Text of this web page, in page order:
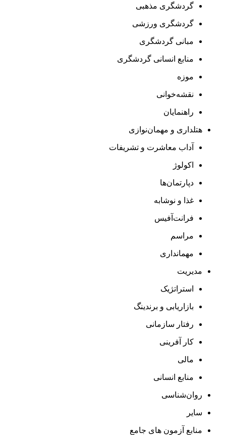
گردشگری مذهبی
گردشگری ورزشی
مبانی گردشگری
منابع انسانی گردشگری
موزه
نقشه‌خوانی
راهنمایان
هتلداری و مهمان‌نوازی
آداب معاشرت و تشریفات
اکولوژ
دپارتمان‌ها
غذا و نوشابه
فرانت‌آفیس
مراسم
مهمانداری
مدیریت
استراتژیک
بازاریابی و برندینگ
رفتار سازمانی
کار آفرینی
مالی
منابع انسانی
روان‌شناسی
سایر
منابع آزمون های جامع